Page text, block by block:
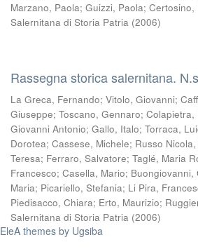
Marzano, Paola; Guizzi, Paola; Certosino,
Salernitana di Storia Patria (2006)
Rassegna storica salernitana.
La Greca, Fernando; Vitolo, Giovanni;
Giuseppe; Toscano, Gennaro; Colapietra,
Giovanni Antonio; Gallo, Italo; Torraca,
Dorotea; Cassese, Michele; Russo
Teresa; Ferraro, Salvatore; Taglé, Maria
Francesco; Casella, Mario; Buongiovanni,
Maria; Picariello, Stefania; Li Pira,
Piedisacco, Chiara; Erto, Maurizio;
Salernitana di Storia Patria (2006)
EleA themes by Ugsiba